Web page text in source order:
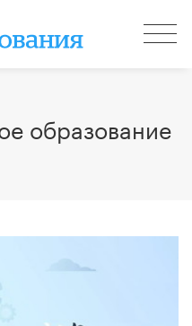
образование